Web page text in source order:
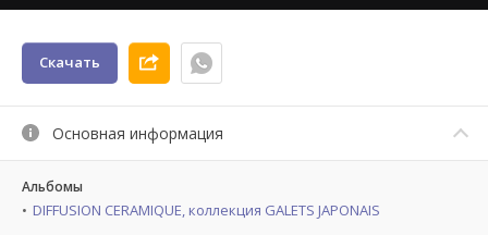
Скачать
Основная информация
Альбомы
DIFFUSION CERAMIQUE, коллекция GALETS JAPONAIS